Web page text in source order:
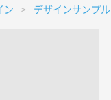
ン > デザインサンプル